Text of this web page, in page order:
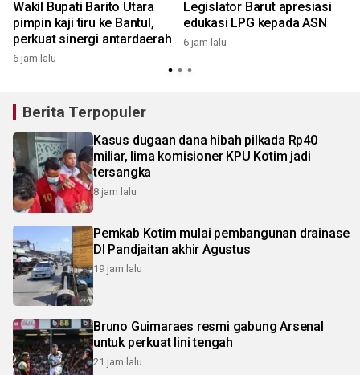
Wakil Bupati Barito Utara
pimpin kaji tiru ke Bantul,
perkuat sinergi antardaerah
6 jam lalu
Legislator Barut apresiasi
edukasi LPG kepada ASN
6 jam lalu
Berita Terpopuler
Kasus dugaan dana hibah pilkada Rp40
miliar, lima komisioner KPU Kotim jadi
tersangka
8 jam lalu
Pemkab Kotim mulai pembangunan drainase
DI Pandjaitan akhir Agustus
19 jam lalu
Bruno Guimaraes resmi gabung Arsenal
untuk perkuat lini tengah
21 jam lalu